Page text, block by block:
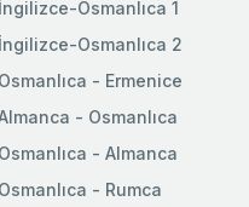
İngilizce-Osmanlıca 1
İngilizce-Osmanlıca 2
Osmanlıca - Ermenice
- Osmanlıca
Osmanlıca - Almanca
Osmanlıca - Rumca